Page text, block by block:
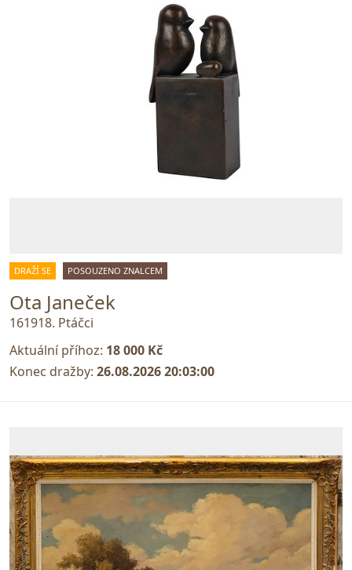
DRAŽÍ SE POSOUZENO ZNALCEM
Ota Janeček
161918. Ptáčci
Aktuální příhoz: 18 000 Kč
Konec dražby: 26.08.2026 20:03:00